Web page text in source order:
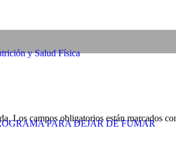
y Salud Física
PARA DEJAR DE FUMAR
Los campos obligatorios están marcados